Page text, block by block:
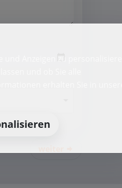
Anzeigen zu personalisieren